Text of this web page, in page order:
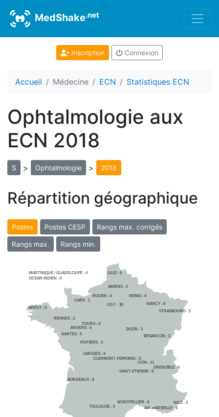
MedShake.net
Inscription Connexion
Accueil Médecine ECN Statistiques ECN
Ophtalmologie aux
ECN 2018
S > Ophtalmologie > 2018
Répartition géographique
Postes Postes CESP Rangs max. corrigés
Rangs max. Rangs min.
AMIENS : 4
LILLE : 9
I.D.F : 30
AIX-MARSEILLE : 6
ANGERS : 4
MARTINIQUE / GUADELOUPE : 4
OCEAN INDIEN : 0
BESANCON : 3
BORDEAUX : 8
BREST : 3
CAEN : 1
CLERMONT-FERRAND : 3
DIJON : 3
GRENOBLE : 4
LIMOGES : 4
LYON : 11
MONTPELLIER : 6
NANCY : 6
NANTES : 5
NICE : 3
POITIERS : 3
REIMS : 4
RENNES : 2
ROUEN : 4
SAINT-ETIENNE : 6
STRASBOURG : 5
TOULOUSE : 5
TOURS : 4